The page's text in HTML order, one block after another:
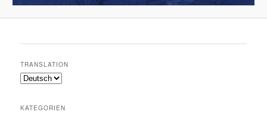
TRANSLATION
KATEGORIEN